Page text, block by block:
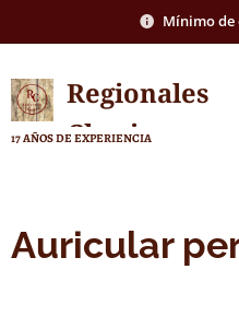
Mínimo de
Regionales
Chasico
17 AÑOS DE EXPERIENCIA
Auricular